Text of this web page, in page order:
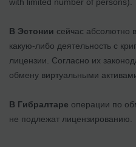
В Эстонии сейчас абсолютно
какую-либо деятельность с
лицензии. Согласно их
обмену виртуальными
В Гибралтаре операции по
не подлежат лицензированию.